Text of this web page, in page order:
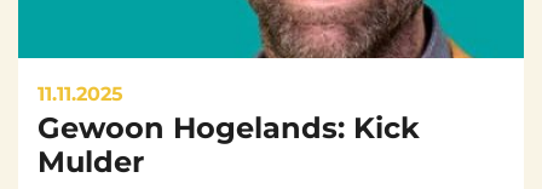
11.11.2025
ByBeheerder Website
Gewoon Hogelands: Kick
Mulder